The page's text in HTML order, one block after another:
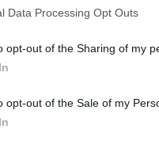
Data Processing Opt Outs
opt-out of the Sharing of my
opt-out of the Sale of my
Τηλεοπτικά
των Ελληνικών